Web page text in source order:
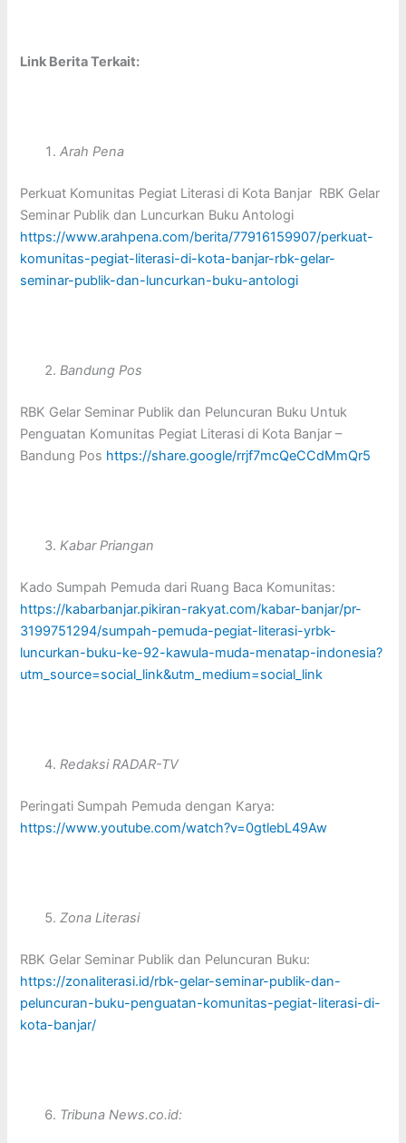
Link Berita Terkait:
Arah Pena
Perkuat Komunitas Pegiat Literasi di Kota Banjar RBK Gelar
Seminar Publik dan Luncurkan Buku Antologi
https://www.arahpena.com/berita/77916159907/perkuat-
komunitas-pegiat-literasi-di-kota-banjar-rbk-gelar-
seminar-publik-dan-luncurkan-buku-antologi
Bandung Pos
RBK Gelar Seminar Publik dan Peluncuran Buku Untuk
Penguatan Komunitas Pegiat Literasi di Kota Banjar –
Bandung Pos https://share.google/rrjf7mcQeCCdMmQr5
Kabar Priangan
Kado Sumpah Pemuda dari Ruang Baca Komunitas:
https://kabarbanjar.pikiran-rakyat.com/kabar-banjar/pr-
3199751294/sumpah-pemuda-pegiat-literasi-yrbk-
luncurkan-buku-ke-92-kawula-muda-menatap-indonesia?
utm_source=social_link&utm_medium=social_link
Redaksi RADAR-TV
Peringati Sumpah Pemuda dengan Karya:
https://www.youtube.com/watch?v=0gtlebL49Aw
Zona Literasi
RBK Gelar Seminar Publik dan Peluncuran Buku:
https://zonaliterasi.id/rbk-gelar-seminar-publik-dan-
peluncuran-buku-penguatan-komunitas-pegiat-literasi-di-
kota-banjar/
Tribuna News.co.id: